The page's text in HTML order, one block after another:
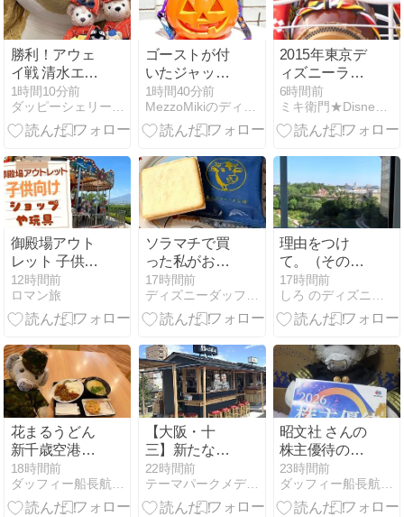
勝利！アウェ
イ戦 清水エス
パルスVS名古
屋グランパス
金色のグラン
1時間10分前
ダッピーシェリーブルーくんディズニーダッフィーバラhappy
ゴーストが付
いたジャッ
ク・オー・ラ
ンタンデザイ
ン！東京ディ
ド”ディズニ
ー・ハロウィ
ーン”光るポッ
プコーンバケ
ット
1時間40分前
MezzoMikiのディズニーブログ
2015年東京デ
ィズニーラン
ド夏祭り
6時間前
ミキ衛門★Disney Dream Club★
御殿場アウト
レット 子供連
れ攻略！遊び
場からキッズ
施設まで全案
12時間前
ロマン旅
ソラマチで買
った私がおす
すめしたいお
菓子♡
17時間前
ディズニーダッフィ―大好き剣道剣士
理由をつけ
て。（その２
～コンシェル
ジュ デラック
スルーム と マ
ン など）
17時間前
しろ のディズニーシーに行った日だけ日記
花まるうどん
新千歳空港店
で お食事しま
した
18時間前
ダッフィー船長航海記
【大阪・十
三】新たな屋
台スポット
「ミナモ十
三」が誕生！
22時間前
テーマパークメディア ハピエル USJ情報
昭文社 さんの
株主優待の案
内が届きまし
た
23時間前
ダッフィー船長航海記